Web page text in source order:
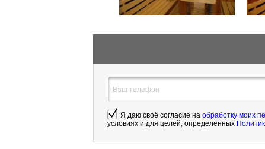
Ваш телефон*
Я даю своё согласие на обработку моих
условиях и для целей, определенных